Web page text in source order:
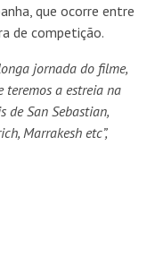
que ocorre entre
de competição.
jornada do filme,
teremos a estreia na
de San Sebastian,
Marrakesh etc”,